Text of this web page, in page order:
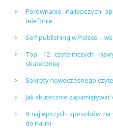
Porównanie najlepszych
telefonie
Self publishing w Polsce –
Top 12 czytelniczych
skuteczniej
Sekrety nowoczesnego
Jak skutecznie zapamiętywać
9 najlepszych sposobów
do nauki